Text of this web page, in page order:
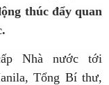
thúc đẩy quan
Nhà nước tới
Tổng Bí thư,